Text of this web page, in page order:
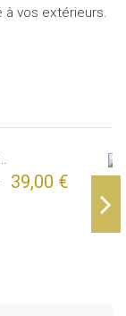
vos extérieurs.
39,00 €